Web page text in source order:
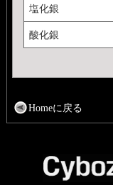
塩化銀
酸化銀
Homeに戻る